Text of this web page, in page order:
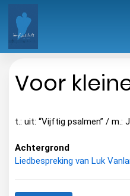
Voor
t.: uit: “Vijftig psalmen” / m.:
Achtergrond
Liedbespreking van Luk